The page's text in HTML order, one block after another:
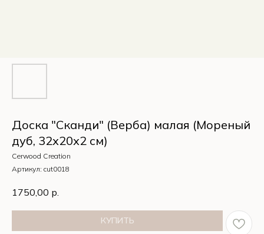
Доска "Сканди" (Верба) малая (Мореный
дуб, 32х20х2 см)
Cerwood Creation
Артикул: cut0018
1750,00 р.
КУПИТЬ